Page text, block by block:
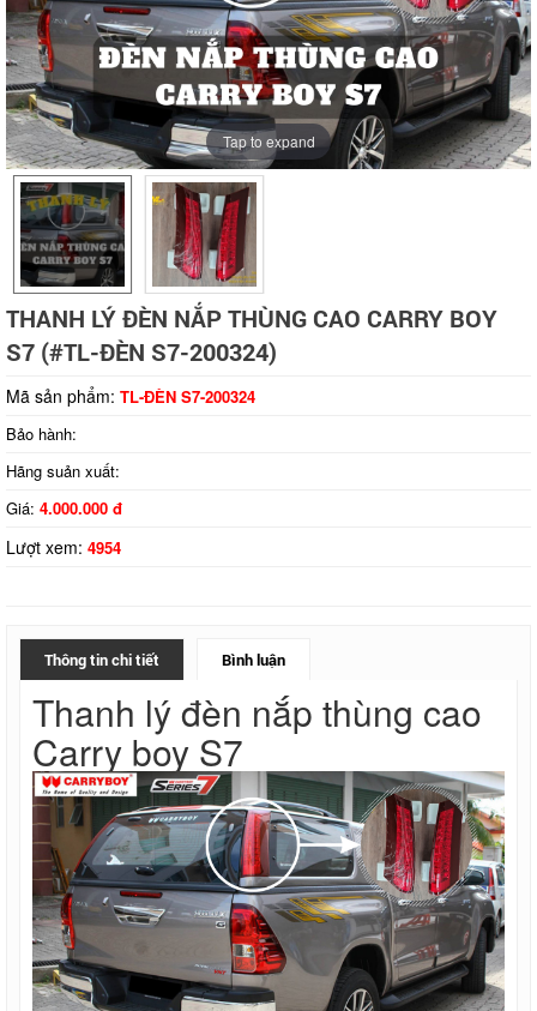
Tap to expand
THANH LÝ ĐÈN NẮP THÙNG CAO CARRY BOY
S7 (#TL-ĐÈN S7-200324)
Mã sản phẩm: TL-ĐÈN S7-200324
Bảo hành:
Hãng suản xuất:
Giá: 4.000.000 đ
Lượt xem: 4954
Thông tin chi tiết Bình luận
Thanh lý đèn nắp thùng cao
Carry boy S7